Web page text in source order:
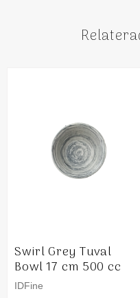
Swirl Grey Tuval
Bowl 17 cm 500 cc
IDFine